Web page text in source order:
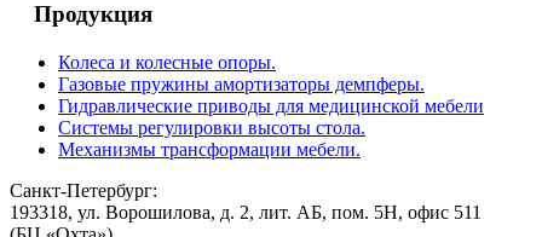
Продукция
Колеса и колесные опоры.
Газовые пружины амортизаторы демпферы.
Гидравлические приводы для медицинской мебели
Системы регулировки высоты стола.
Механизмы трансформации мебели.
Санкт-Петербург:
193318, ул. Ворошилова, д. 2, лит. АБ, пом. 5Н, офис 511